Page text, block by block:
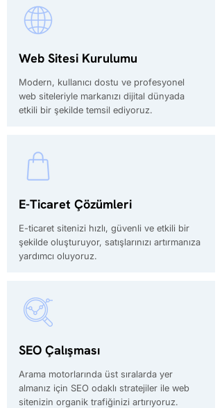
Web Sitesi Kurulumu
Modern, kullanıcı dostu ve profesyonel
web siteleriyle markanızı dijital dünyada
etkili bir şekilde temsil ediyoruz.
E-Ticaret Çözümleri
E-ticaret sitenizi hızlı, güvenli ve etkili bir
şekilde oluşturuyor, satışlarınızı artırmanıza
yardımcı oluyoruz.
SEO Çalışması
Arama motorlarında üst sıralarda yer
almanız için SEO odaklı stratejiler ile web
sitenizin organik trafiğinizi artırıyoruz.